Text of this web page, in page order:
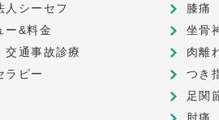
人シーセフ
ー&料金
交通事故診療
ラピー
膝痛
坐骨
肉離
つき
足関